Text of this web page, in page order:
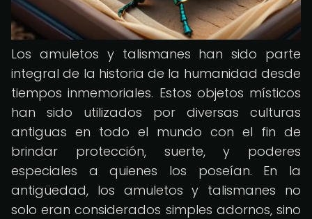
Los amuletos y talismanes han sido parte
integral de la historia de la humanidad desde
tiempos inmemoriales. Estos objetos místicos
han sido utilizados por diversas culturas
antiguas en todo el mundo con el fin de
brindar protección, suerte, y poderes
especiales a quienes los poseían. En la
antigüedad, los amuletos y talismanes no
solo eran considerados simples adornos, sino